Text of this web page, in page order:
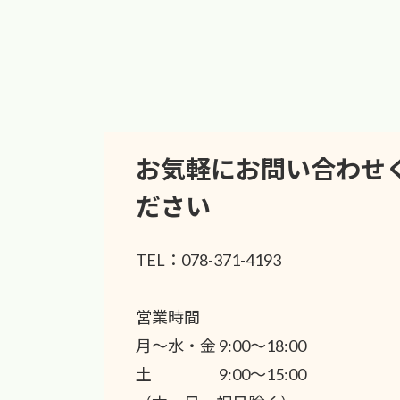
お気軽にお問い合わせ
ださい
TEL：078-371-4193
営業時間
月〜水・金 9:00〜18:00
土 9:00〜15:00